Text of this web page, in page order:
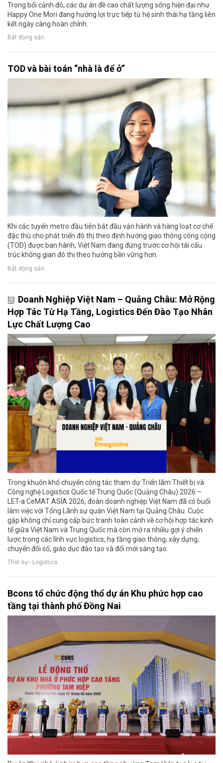
Trong bối cảnh đó, các dự án đề cao chất lượng sống hiện đại như
Happy One Mori đang hưởng lợi trực tiếp từ hệ sinh thái hạ tầng liên
kết ngày càng hoàn chỉnh.
Bất động sản
TOD và bài toán “nhà là để ở”
Khi các tuyến metro đầu tiên bắt đầu vận hành và hàng loạt cơ chế
đặc thù cho phát triển đô thị theo định hướng giao thông công cộng
(TOD) được ban hành, Việt Nam đang đứng trước cơ hội tái cấu
trúc không gian đô thị theo hướng bền vững hơn.
Bất động sản
Doanh Nghiệp Việt Nam – Quảng Châu: Mở Rộng
Hợp Tác Từ Hạ Tầng, Logistics Đến Đào Tạo Nhân
Lực Chất Lượng Cao
Trong khuôn khổ chuyến công tác tham dự Triển lãm Thiết bị và
Công nghệ Logistics Quốc tế Trung Quốc (Quảng Châu) 2026 –
LET-a CeMAT ASIA 2026, đoàn doanh nghiệp Việt Nam đã có buổi
làm việc với Tổng Lãnh sự quán Việt Nam tại Quảng Châu. Cuộc
gặp không chỉ cung cấp bức tranh toàn cảnh về cơ hội hợp tác kinh
tế giữa Việt Nam và Trung Quốc mà còn mở ra nhiều gợi ý chiến
lược trong các lĩnh vực logistics, hạ tầng giao thông, xây dựng,
chuyển đổi số, giáo dục đào tạo và đổi mới sáng tạo.
Thời sự - Logistics
Bcons tổ chức động thổ dự án Khu phức hợp cao
tầng tại thành phố Đồng Nai